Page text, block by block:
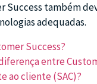
Success também
adequadas.
Success?
entre
ao cliente (SAC)?